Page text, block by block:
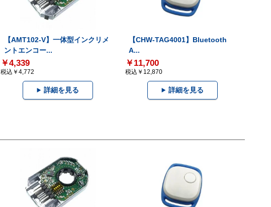
【AMT102-V】一体型インクリメ
ントエンコー...
￥4,339
税込￥4,772
詳細を見る
【CHW-TAG4001】Bluetooth
A...
￥11,700
税込￥12,870
詳細を見る